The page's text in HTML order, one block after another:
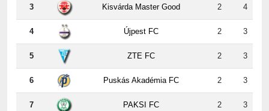
4 Újpest FC 2 3
5 ZTE FC 2 3
6 Puskás Akadémia FC 2 3
7 PAKSI FC 2 3
8 Nyíregyháza 2 3